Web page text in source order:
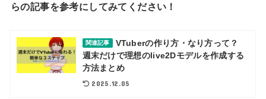
らの記事を参考にしてみてください！
関連記事
VTuberの作り方・なり方って？
週末だけで理想のlive2Dモデルを作成する
方法まとめ
2025.12.05